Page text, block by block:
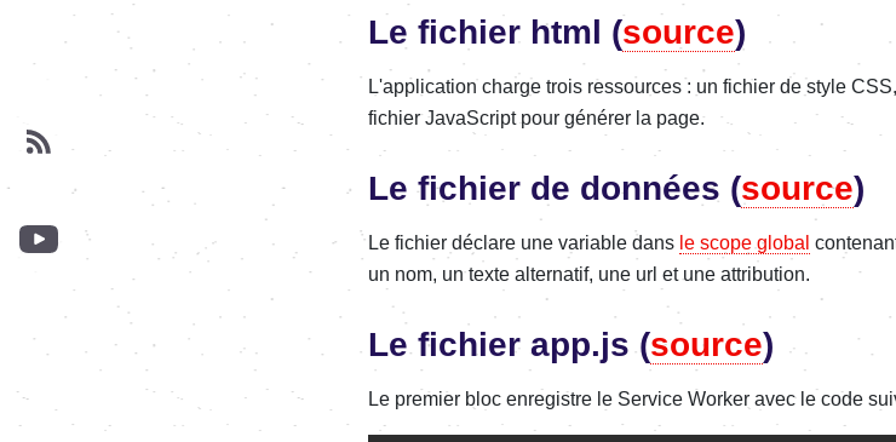
Le fichier html (source)
L'application charge trois ressources : un fichier de style
fichier JavaScript pour générer la page.
Le fichier de données (source)
Le fichier déclare une variable dans le scope global
un nom, un texte alternatif, une url et une attribution.
Le fichier app.js (source)
Le premier bloc enregistre le Service Worker avec le code